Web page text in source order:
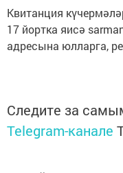
Квитанция
17 йортка яисә
адресына юлларга,
Следите за
Telegram-канале